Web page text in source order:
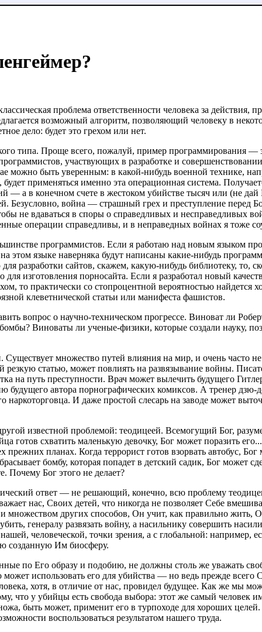
проблема ответственности человека за
возможный алгоритм, позволяющий человеку в
дело: будет это грехом или нет.
типа. Проще всего, пожалуй, пример программирования —
участвующих в разработке и
можно быть уверенным: в какой-нибудь военной технике,
применяться именно эта операционная система.
— а в конечном счете в жестоком убийстве тысяч или (не
Безусловно, война — страшный грех и преступление перед
не вдаваться в споры о справедливых и несправедливых
операции справедливы, и в неправедных войнах я тоже
программистов. Если я работаю над новым языком
этом языке наверняка будут написаны какие-нибудь
разработки сайтов, скажем, какую-нибудь библиотеку, то,
для изготовления порносайта. Если я разработал новый
то практически со стопроцентной вероятностью найдется
клеветнической статьи или манифеста фашистов.
вопрос о научно-техническом прогрессе. Виноват ли
Виноваты ли ученые-физики, которые создали науку,
множество путей влияния на мир, и очень часто не
резкую статью, может повлиять на развязывание войны.
на путь преступности. Врач может вылечить будущего
будущего автора порнографических комиксов. А тренер
наркоторговца. И даже простой слесарь на заводе может
известной проблемой: теодицеей. Всемогущий Бог,
готов схватить маленькую девочку, Бог может поразить
прежних планах. Когда террорист готов взорвать автобус,
бомбу, которая попадет в детский садик, Бог может
Почему Бог этого не делает?
ответ — не решающий, конечно, всю проблему
нас, Своих детей, что никогда не позволяет Себе
множеством других способов, Он учит, как правильно жить,
генералу развязать войну, а насильнику совершить
человеческой, точки зрения, а с глобальной: например,
созданную Им биосферу.
по Его образу и подобию, не должны столь же уважать
может использовать его для убийства — но ведь прежде
хотя, в отличие от нас, провидел будущее. Как же мы
что у убийцы есть свобода выбора: этот же самый человек
быть может, применит его в турпоходе для хороших
воспользоваться результатом нашего труда.